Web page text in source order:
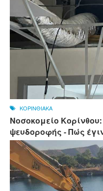
ΚΟΡΙΝΘΙΑΚΑ
Νοσοκομείο
ψευδοροφής - Πώς